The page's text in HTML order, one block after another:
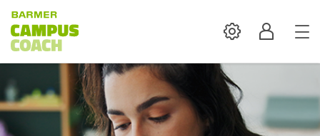
SettingsProfil